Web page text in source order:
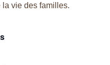
la vie des familles.